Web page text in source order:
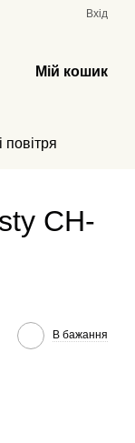
Вхід
Мій кошик
CH-
В бажання